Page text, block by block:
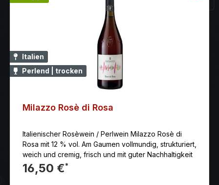
Italien
Perlend | trocken
Milazzo Rosè di Rosa
Italienischer Rosèwein / Perlwein Milazzo Rosè di
Rosa mit 12 % vol. Am Gaumen vollmundig, strukturiert,
weich und cremig, frisch und mit guter Nachhaltigkeit
16,50 €*